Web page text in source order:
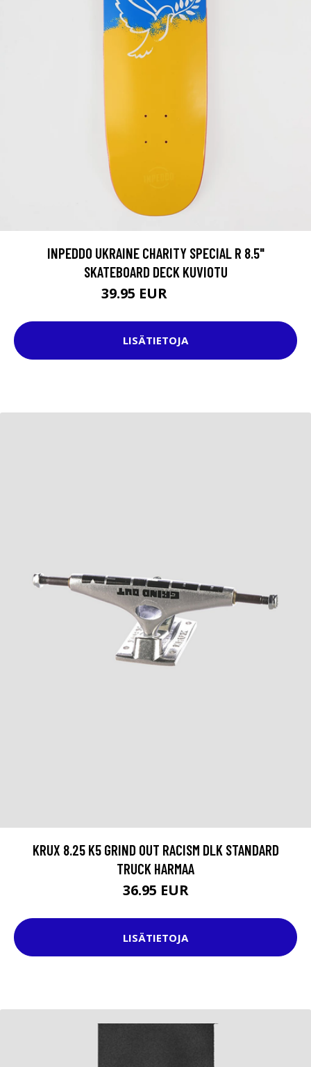
INPEDDO UKRAINE CHARITY SPECIAL R 8.5"
SKATEBOARD DECK KUVIOTU
39.95 EUR
LISÄTIETOJA
KRUX 8.25 K5 GRIND OUT RACISM DLK STANDARD
TRUCK HARMAA
36.95 EUR
LISÄTIETOJA